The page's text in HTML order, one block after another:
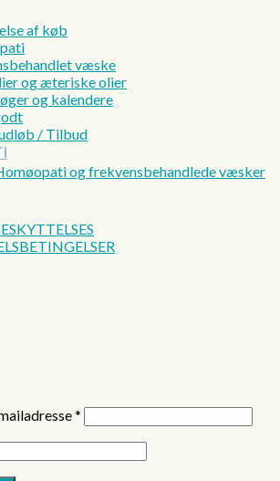
af køb
væske
og æteriske olier
og kalendere
/ Tilbud
og frekvensbehandlede væsker
*